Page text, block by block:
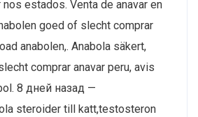
nos estados. Venta de anavar en
goed of slecht comprar
anabolen,. Anabola säkert,
comprar anavar peru, avis
8 дней назад —
steroider till katt,testosteron